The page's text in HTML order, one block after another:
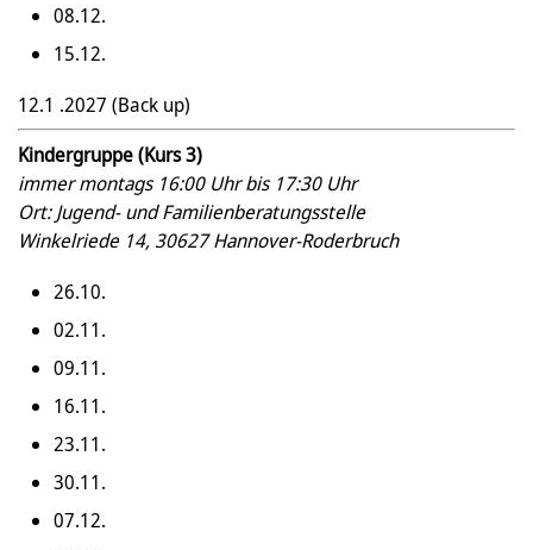
08.12.
15.12.
12.1 .2027 (Back up)
Kindergruppe (Kurs 3)
immer montags 16:00 Uhr bis 17:30 Uhr
Ort: Jugend- und Familienberatungsstelle
Winkelriede 14, 30627 Hannover-Roderbruch
26.10.
02.11.
09.11.
16.11.
23.11.
30.11.
07.12.